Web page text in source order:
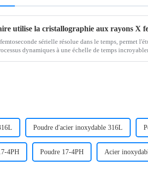
sérielle résolue dans le temps, permet
dynamiques à une échelle de temps
Poudre d'acier inoxydable 316L
4PH Poudre 17-4PH Acier